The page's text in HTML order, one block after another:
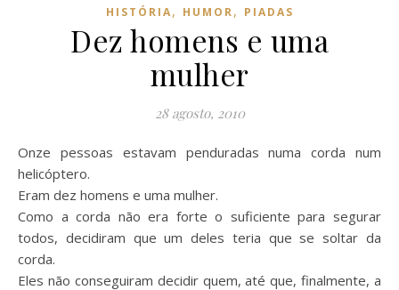
HISTÓRIA, HUMOR, PIADAS
Dez homens e uma
mulher
28 agosto, 2010
Onze pessoas estavam penduradas numa corda num
helicóptero.
Eram dez homens e uma mulher.
Como a corda não era forte o suficiente para segurar
todos, decidiram que um deles teria que se soltar da
corda.
Eles não conseguiram decidir quem, até que, finalmente, a